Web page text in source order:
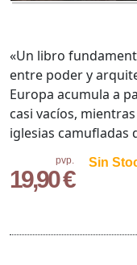
pvp.
19,90 €
Sin
«Un libro
entre poder y
Europa acumula a
casi vacíos,
iglesias camufladas